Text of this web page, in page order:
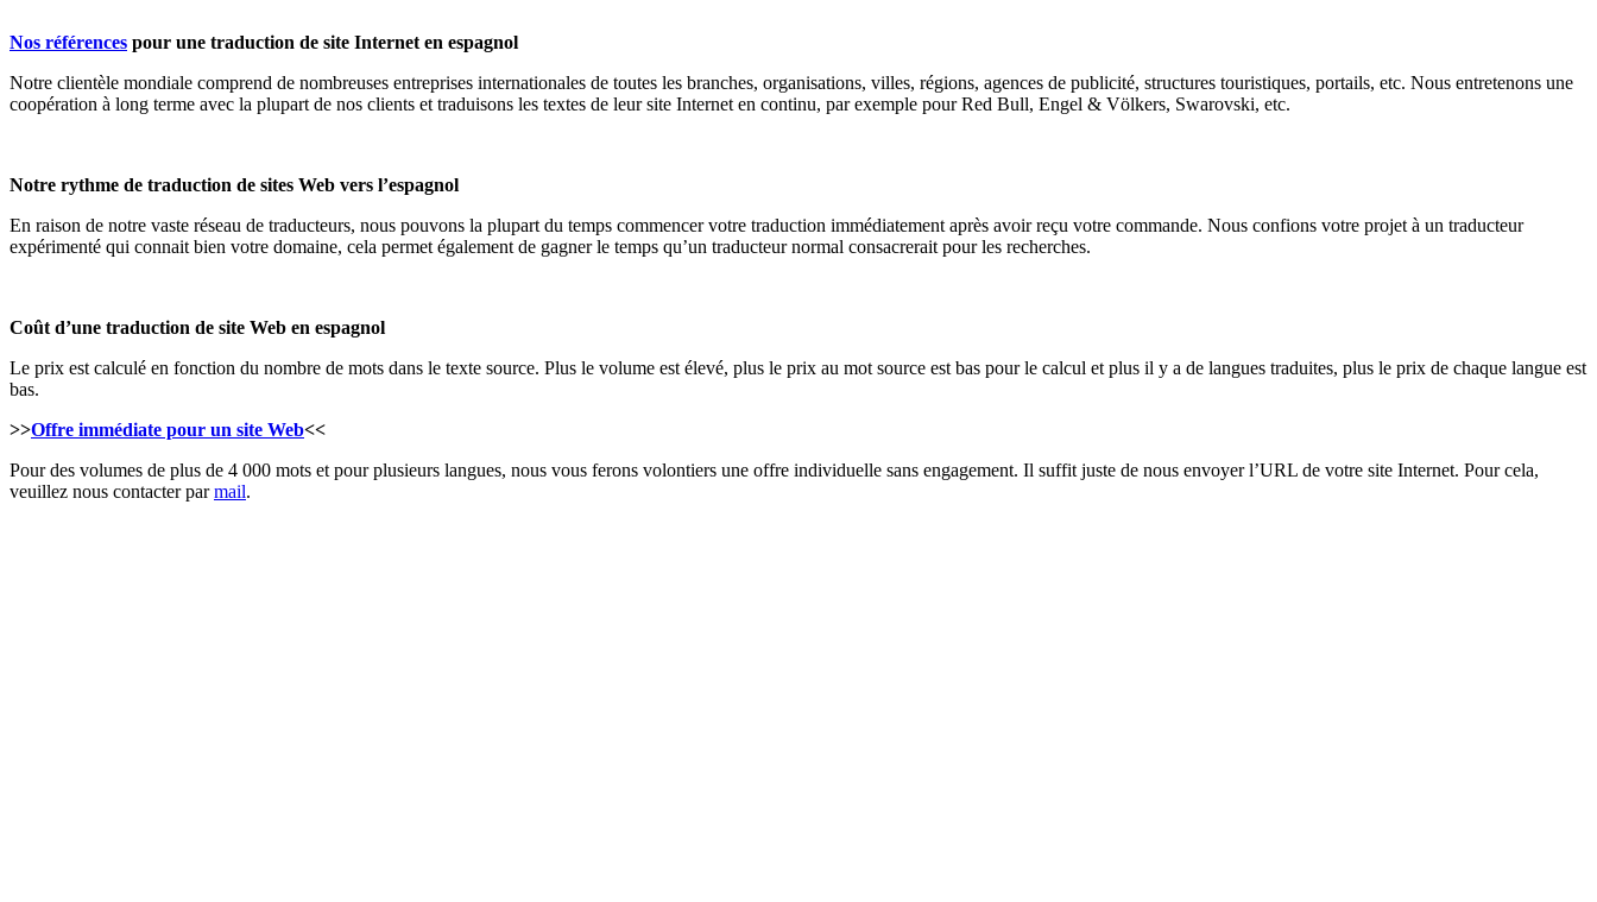
Nos références pour une traduction de site Internet en espagnol
Notre clientèle mondiale comprend de nombreuses entreprises internationales de toutes les branches, organisations, villes, régions, agences de publicité, structures touristiques, portails, etc. Nous entretenons une
coopération à long terme avec la plupart de nos clients et traduisons les textes de leur site Internet en continu, par exemple pour Red Bull, Engel & Völkers, Swarovski, etc.
Notre rythme de traduction de sites Web vers l’espagnol
En raison de notre vaste réseau de traducteurs, nous pouvons la plupart du temps commencer votre traduction immédiatement après avoir reçu votre commande. Nous confions votre projet à un traducteur
expérimenté qui connait bien votre domaine, cela permet également de gagner le temps qu’un traducteur normal consacrerait pour les recherches.
Coût d’une traduction de site Web en espagnol
Le prix est calculé en fonction du nombre de mots dans le texte source. Plus le volume est élevé, plus le prix au mot source est bas pour le calcul et plus il y a de langues traduites, plus le prix de chaque langue est
bas.
>>Offre immédiate pour un site Web<<
Pour des volumes de plus de 4 000 mots et pour plusieurs langues, nous vous ferons volontiers une offre individuelle sans engagement. Il suffit juste de nous envoyer l’URL de votre site Internet. Pour cela,
veuillez nous contacter parmail.